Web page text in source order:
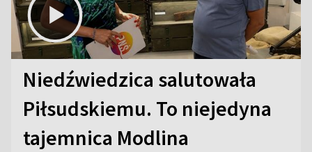
Niedźwiedzica salutowała
Piłsudskiemu. To niejedyna
tajemnica Modlina